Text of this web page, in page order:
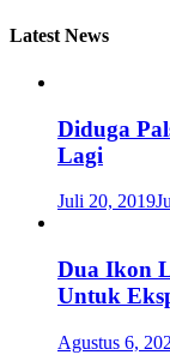
Latest News
Diduga
Lagi
Juli 20, 2019
Dua Ikon
Untuk
Agustus 6,